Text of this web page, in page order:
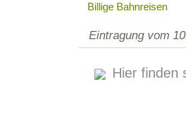
Billige Bahnreisen
Eintragung vom
Hier finden